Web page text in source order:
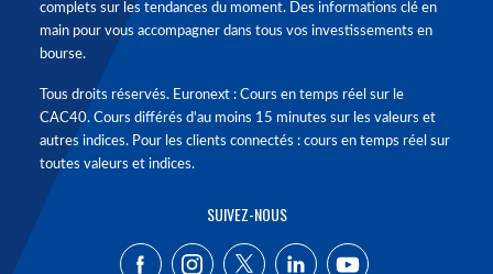
complets sur les tendances du moment. Des informations clé en
main pour vous accompagner dans tous vos investissements en
bourse.
Tous droits réservés. Euronext : Cours en temps réel sur le
CAC40. Cours différés d'au moins 15 minutes sur les valeurs et
autres indices. Pour les clients connectés : cours en temps réel sur
toutes valeurs et indices.
SUIVEZ-NOUS